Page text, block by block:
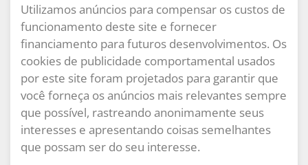
Utilizamos anúncios para compensar os custos de
funcionamento deste site e fornecer
financiamento para futuros desenvolvimentos. Os
cookies de publicidade comportamental usados ​​
por este site foram projetados para garantir que
você forneça os anúncios mais relevantes sempre
que possível, rastreando anonimamente seus
interesses e apresentando coisas semelhantes
que possam ser do seu interesse.